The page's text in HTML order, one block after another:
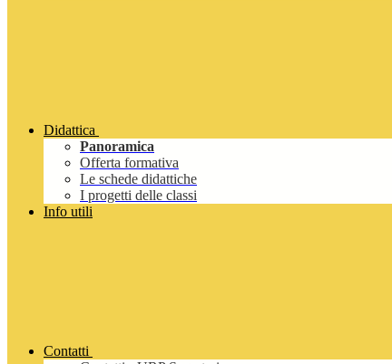
Didattica
Panoramica
Offerta formativa
Le schede didattiche
I progetti delle classi
Info utili
Contatti